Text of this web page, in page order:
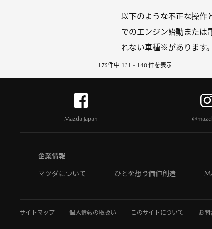
以下のような不正な操作
でのエンジン始動または
れない車種※があります
175件中 131 - 140 件を表示
Mazda Japan
企業情報
マツダについて ひとを想う価値創造
サイトマップ 個人情報の取扱い このサイトについて お問